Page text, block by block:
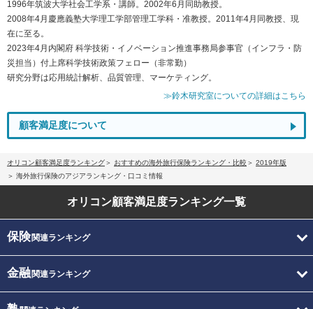
1996年筑波大学社会工学系・講師。2002年6月同助教授。
2008年4月慶應義塾大学理工学部管理工学科・准教授。2011年4月同教授、現
在に至る。
2023年4月内閣府 科学技術・イノベーション推進事務局参事官（インフラ・防
災担当）付上席科学技術政策フェロー（非常勤）
研究分野は応用統計解析、品質管理、マーケティング。
≫鈴木研究室についての詳細はこちら
顧客満足度について
オリコン顧客満足度ランキング おすすめの海外旅行保険ランキング・比較
2019年版
海外旅行保険のアジアランキング・口コミ情報
オリコン顧客満足度ランキング一覧
保険関連ランキング
金融関連ランキング